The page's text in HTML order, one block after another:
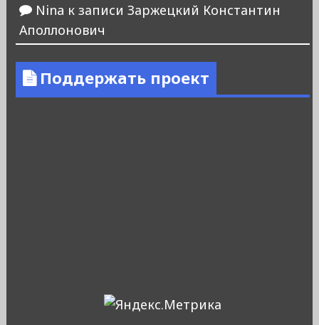
Nina к записи Заржецкий Константин
Аполлонович
Поддержать проект